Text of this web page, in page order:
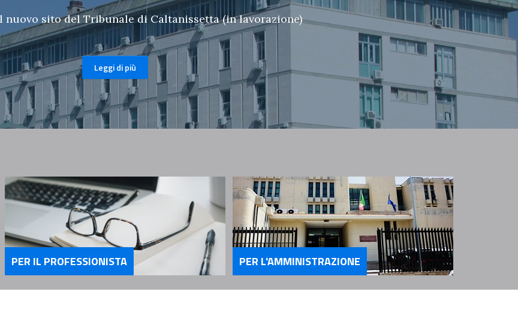
nuovo sito del Tribunale di Caltanissetta (in lavorazione)
Leggi di più
Servizi Per il Professionista
PER IL PROFESSIONISTA
Servizi Per l'Amministrazione
PER L'AMMINISTRAZIONE